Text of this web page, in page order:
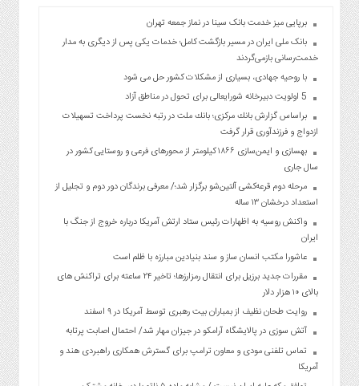
برپایی میز خدمت بانک سینا در نماز جمعه تهران
بانک ملی ایران در مسیر بازگشت کامل؛ خدمات یکی پس از دیگری به مدار
خدمت‌رسانی بازمی‌گردند
با روحیه جهادی، بسیاری از مشکلات کشور حل می شود
5 اولویت دبیرخانه شورایعالی برای تحول در مناطق آزاد
براساس گزارش بانك مركزی؛ بانك ملت در رتبه نخست پرداخت تسهیلات
ازدواج و فرزندآوری قرار گرفت
بهسازی و ایمن‌سازی ۱۸۶۶ کیلومتر از محورهای فرعی و روستایی کشور در
سال جاری
مرحله دوم قرعه‌کشی آلتین‌شو برگزار شد؛/ معرفی برندگان دور دوم و تجلیل از
استعداد درخشان ۱۳ ساله
واکنش روسیه به اظهارات رئیس ستاد ارتش آمریکا درباره خروج از جنگ با
ایران
عاشورا مکتب انسان ساز و سند بنیادین مبارزه با ظلم است
مقررات جدید برزیل برای انتقال رمزارزها؛ تاخیر ۲۴ ساعته برای تراکنش های
بالای ۱۰ هزار دلار
روایت طحان نظیف از بمباران بیت رهبری توسط آمریکا در ۹ اسفند
آتش سوزی در پالایشگاه آرامکو در جیزان مهار شد/ احتمال اصابت پرتابه
تماس تلفنی مودی و معاون ترامپ برای گسترش همکاری راهبردی هند و
آمریکا